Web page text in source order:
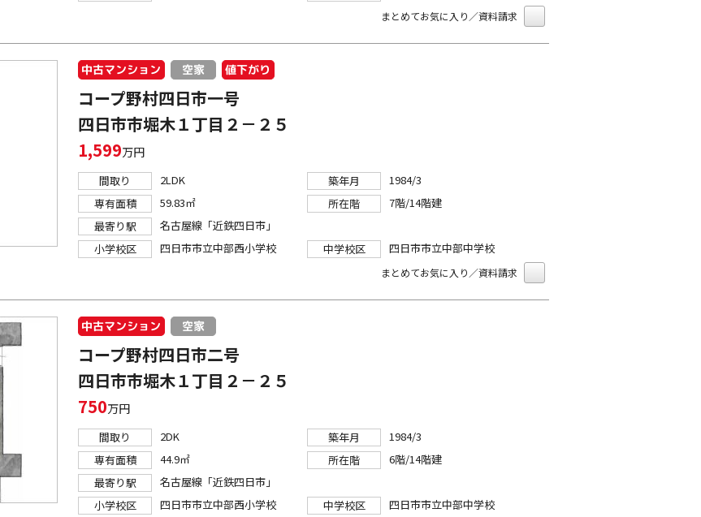
まとめてお気に入り／資料請求
中古マンション 空家 値下がり
コープ野村四日市一号
四日市市堀木１丁目２－２５
1,599万円
間取り 2LDK 築年月
1984/3
専有面積
59.83㎡ 所在階
7階/14階建
最寄り駅
名古屋線「近鉄四日市」
小学校区
四日市市立中部西小学校 中学校区 四日市市立中部中学校
まとめてお気に入り／資料請求
中古マンション 空家
コープ野村四日市二号
四日市市堀木１丁目２－２５
750万円
間取り 2DK 築年月
1984/3
専有面積
44.9㎡ 所在階
6階/14階建
最寄り駅
名古屋線「近鉄四日市」
小学校区
四日市市立中部西小学校 中学校区 四日市市立中部中学校